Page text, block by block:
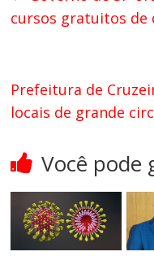
cursos gratuitos de
Prefeitura de
locais de grande
Você pode